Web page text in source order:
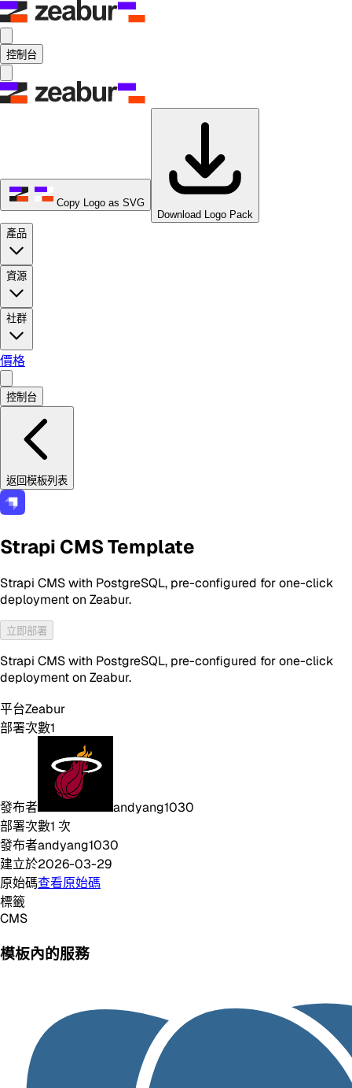
控制台
Copy Logo as SVG
Download Logo Pack
產品
資源
社群
價格
控制台
返回模板列表
Strapi CMS Template
Strapi CMS with PostgreSQL, pre-configured for one-click
deployment on Zeabur.
立即部署
Strapi CMS with PostgreSQL, pre-configured for one-click
deployment on Zeabur.
平台Zeabur
部署次數1
發布者
andyang1030
部署次數1 次
發布者andyang1030
建立於2026-03-29
原始碼查看原始碼
標籤
CMS
模板內的服務